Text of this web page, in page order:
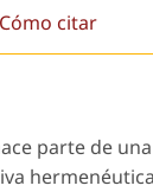
Cómo citar
parte de